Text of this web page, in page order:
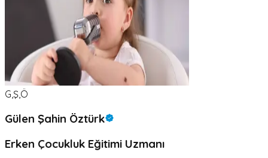
G,Ş,Ö
Gülen Şahin Öztürk
Erken Çocukluk Eğitimi Uzmanı